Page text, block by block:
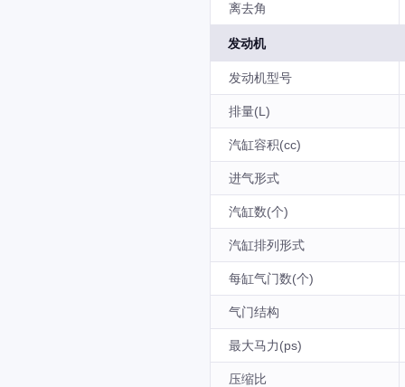
离去角
发动机
发动机型号
排量(L)
汽缸容积(cc)
进气形式
汽缸数(个)
汽缸排列形式
每缸气门数(个)
气门结构
最大马力(ps)
压缩比